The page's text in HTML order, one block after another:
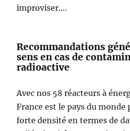
improviser….
Recommandations
sens en cas de
radioactive
Avec nos 58 réacteurs à
France est le pays du
forte densité en termes de